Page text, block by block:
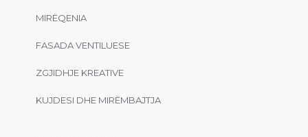
MIRËQENIA
FASADA VENTILUESE
ZGJIDHJE KREATIVE
KUJDESI DHE MIRËMBAJTJA